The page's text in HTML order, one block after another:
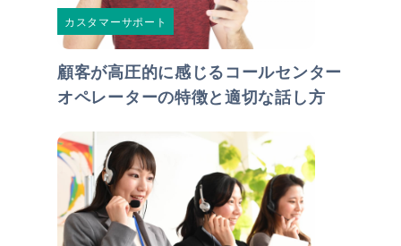
カスタマーサポート
顧客が高圧的に感じるコールセンター
オペレーターの特徴と適切な話し方